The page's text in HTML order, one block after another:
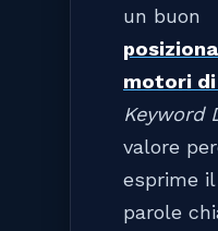
un buon
motori
Keyword
valore
esprime
parole